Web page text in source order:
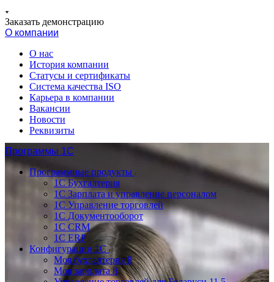
Заказать демонстрацию
О компании
О нас
История компании
Статусы и сертификаты
Система качества ISO
Карьера в компании
Вакансии
Новости
Реквизиты
Программы 1С
Программные продукты
1С Бухгалтерия
1С Зарплата и управление персоналом
1С Управление торговлей
1С Документооборот
1С CRM
1С ERP
Конфигурации 1С
Моя бухгалтерия 8
Моя зарплата 8